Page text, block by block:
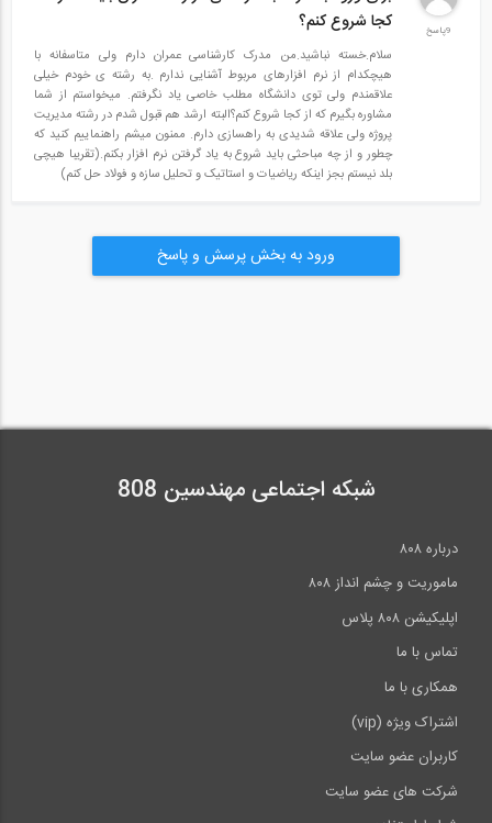
9پاسخ
کجا شروع کنم؟
سلام.خسته نباشید.من مدرک کارشناسی عمران دارم ولی متاسفانه با
هیچکدام از نرم افزارهای مربوط آشنایی ندارم .به رشته ی خودم خیلی
علاقمندم ولی توی دانشگاه مطلب خاصی یاد نگرفتم. میخواستم از شما
مشاوره بگیرم که از کجا شروع کنم؟البته ارشد هم قبول شدم در رشته مدیریت
پروژه ولی علاقه شدیدی به راهسازی دارم. ممنون میشم راهنماییم کنید که
چطور و از چه مباحثی باید شروع به یاد گرفتن نرم افزار بکنم.(تقریبا هیچی
بلد نیستم بجز اینکه ریاضیات و استاتیک و تحلیل سازه و فولاد حل کنم)
ورود به بخش پرسش و پاسخ
شبکه اجتماعی مهندسین 808
درباره ۸۰۸
ماموریت و چشم انداز ۸۰۸
اپلیکیشن ۸۰۸ پلاس
تماس با ما
همکاری با ما
اشتراک ویژه (vip)
کاربران عضو سایت
شرکت های عضو سایت